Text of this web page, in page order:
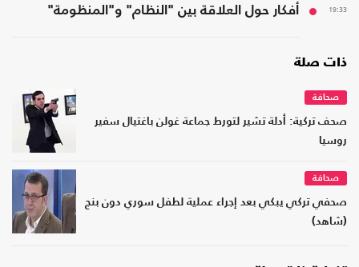
19:33 أفكار حول العلاقة بين "النظام" و"المنظومة"
ذات صلة
صحافة
صحف تركية: أدلة تشير لتورط جماعة غولن باغتيال سفير
روسيا
صحافة
صحفي تركي يبكي بعد إجراء عملية لطفل سوري دون بنج
(شاهد)